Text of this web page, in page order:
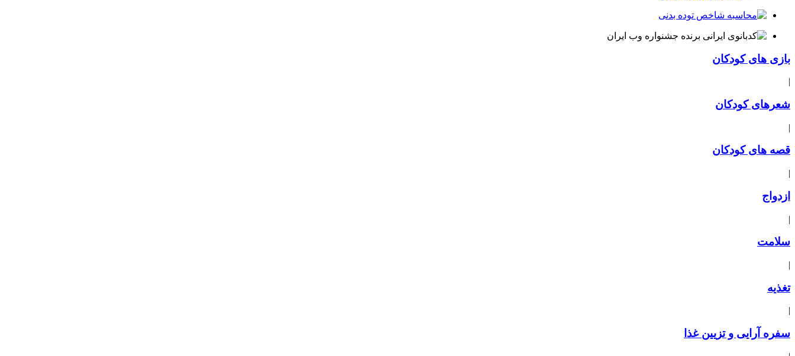
بازی های کودکان
|
شعرهای کودکان
|
قصه های کودکان
|
ازدواج
|
سلامت
|
تغذیه
|
سفره آرایی و تزیین غذا